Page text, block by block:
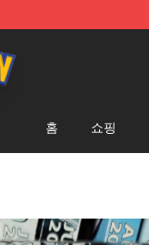
Diorama
홈 쇼핑